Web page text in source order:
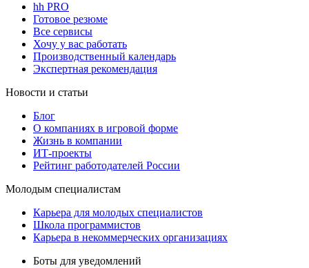
hh PRO
Готовое резюме
Все сервисы
Хочу у вас работать
Производственный календарь
Экспертная рекомендация
Новости и статьи
Блог
О компаниях в игровой форме
Жизнь в компании
ИТ-проекты
Рейтинг работодателей России
Молодым специалистам
Карьера для молодых специалистов
Школа программистов
Карьера в некоммерческих организациях
Боты для уведомлений